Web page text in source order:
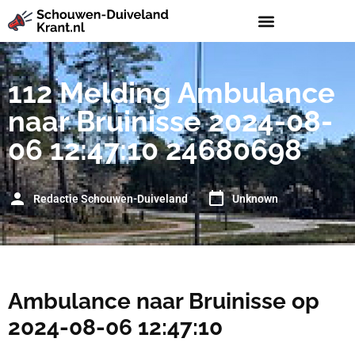
112 Melding Ambulance
naar Bruinisse 2024-08-
06 12:47:10 24680698
Redactie Schouwen-Duiveland Unknown
Ambulance naar Bruinisse op
2024-08-06 12:47:10